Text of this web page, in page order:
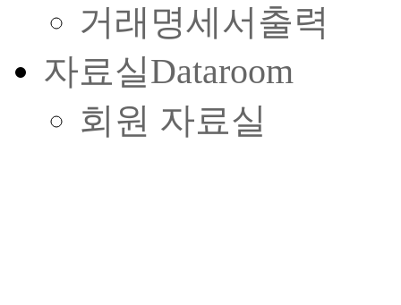
거래명세서출력
자료실Dataroom
회원 자료실